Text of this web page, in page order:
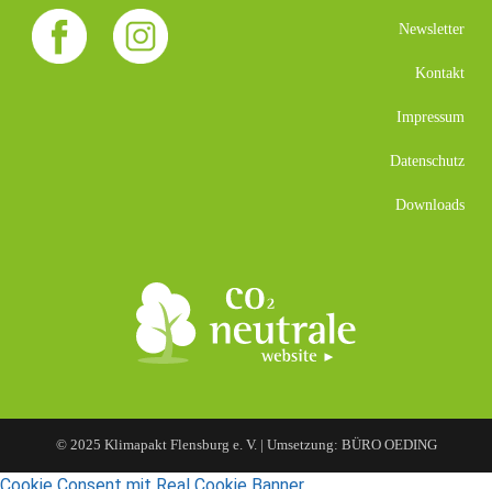
Newsletter
Kontakt
Impressum
Datenschutz
Downloads
© 2025 Klimapakt Flensburg e. V. | Umsetzung: BÜRO OEDING